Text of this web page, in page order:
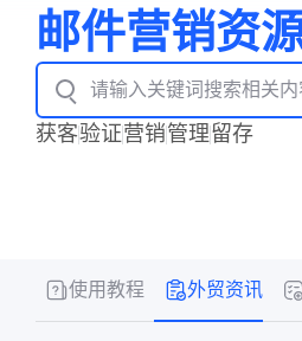
邮件营销资
获客验证营销管理留存
使用教程 外贸资讯